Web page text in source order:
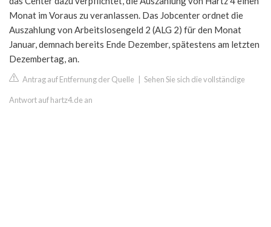
Monat im Voraus zu veranlassen. Das Jobcenter ordnet die
Auszahlung von Arbeitslosengeld 2 (ALG 2) für den Monat
Januar, demnach bereits Ende Dezember, spätestens am letzten
Dezembertag, an.
Antrag auf Entfernung der Quelle Sehen Sie sich die vollständige
Antwort auf hartz4.de an